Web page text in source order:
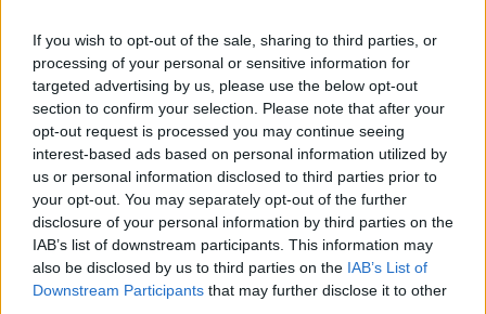
If you wish to opt-out of the sale, sharing to third parties, or
processing of your personal or sensitive information for
targeted advertising by us, please use the below opt-out
section to confirm your selection. Please note that after your
opt-out request is processed you may continue seeing
interest-based ads based on personal information utilized by
us or personal information disclosed to third parties prior to
your opt-out. You may separately opt-out of the further
disclosure of your personal information by third parties on the
IAB’s list of downstream participants. This information may
also be disclosed by us to third parties on the IAB’s List of
Downstream Participants that may further disclose it to other
τμήματα των «κιτρινόμαυρων» και αυτά να συνεχίσουν να
πρωταγωνιστούν…